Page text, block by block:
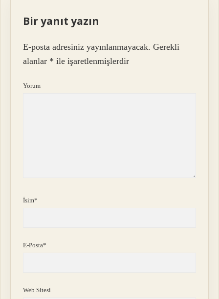
Bir yanıt yazın
E-posta adresiniz yayınlanmayacak. Gerekli
alanlar * ile işaretlenmişlerdir
Yorum
İsim*
E-Posta*
Web Sitesi